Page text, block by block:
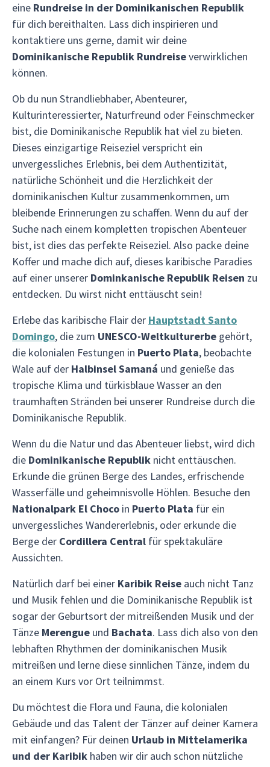
eine Rundreise in der Dominikanischen Republik
für dich bereithalten. Lass dich inspirieren und
kontaktiere uns gerne, damit wir deine
Dominikanische Republik Rundreiseverwirklichen
können.
Ob du nun Strandliebhaber, Abenteurer,
Kulturinteressierter, Naturfreund oder Feinschmecker
bist, die Dominikanische Republik hat viel zu bieten.
Dieses einzigartige Reiseziel verspricht ein
unvergessliches Erlebnis, bei dem Authentizität,
natürliche Schönheit und die Herzlichkeit der
dominikanischen Kultur zusammenkommen, um
bleibende Erinnerungen zu schaffen. Wenn du auf der
Suche nach einem kompletten tropischen Abenteuer
bist, ist dies das perfekte Reiseziel. Also packe deine
Koffer und mache dich auf, dieses karibische Paradies
auf einer unserer Dominkanische Republik Reisen zu
entdecken. Du wirst nicht enttäuscht sein!
Erlebe das karibische Flair der Hauptstadt Santo
Domingo, die zum UNESCO-Weltkulturerbe gehört,
die kolonialen Festungen in Puerto Plata, beobachte
Wale auf der Halbinsel Samaná und genieße das
tropische Klima und türkisblaue Wasser an den
traumhaften Stränden bei unserer Rundreise durch die
Dominikanische Republik.
Wenn du die Natur und das Abenteuer liebst, wird dich
die Dominikanische Republik nicht enttäuschen.
Erkunde die grünen Berge des Landes, erfrischende
Wasserfälle und geheimnisvolle Höhlen. Besuche den
Nationalpark El Choco in Puerto Plata für ein
unvergessliches Wandererlebnis, oder erkunde die
Berge der Cordillera Central für spektakuläre
Aussichten.
Natürlich darf bei einer Karibik Reise auch nicht Tanz
und Musik fehlen und die Dominikanische Republik ist
sogar der Geburtsort der mitreißenden Musik und der
Tänze Merengue und Bachata. Lass dich also von den
lebhaften Rhythmen der dominikanischen Musik
mitreißen und lerne diese sinnlichen Tänze, indem du
an einem Kurs vor Ort teilnimmst.
Du möchtest die Flora und Fauna, die kolonialen
Gebäude und das Talent der Tänzer auf deiner Kamera
mit einfangen? Für deinen Urlaub in Mittelamerika
und der Karibik haben wir dir auch schon nützliche